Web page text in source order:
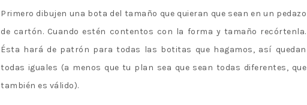
Primero dibujen una bota del tamaño que quieran que sean en un pedazo
de cartón. Cuando estén contentos con la forma y tamaño recórtenla.
Ésta hará de patrón para todas las botitas que hagamos, así quedan
todas iguales (a menos que tu plan sea que sean todas diferentes, que
también es válido).